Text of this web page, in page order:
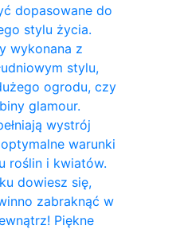
dopasowane do
stylu życia.
wykonana z
stylu,
ogrodu, czy
glamour.
wystrój
warunki
roślin i kwiatów.
dowiesz się,
zabraknąć w
Piękne